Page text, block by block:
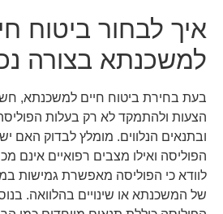
איך לבחור ביטוח
למשכנתא בצורה
בעת בחירת ביטוח חיים למשכנתא,
הצעות ולהתמקד לא רק בעלות
ובתנאים הנלווים. מומלץ לבדוק האם
הפוליסה ואילו מצבים רפואיים אינם
לוודא כי הפוליסה מאפשרת גמישות
של המשכנתא או שינויים בהלוואה.